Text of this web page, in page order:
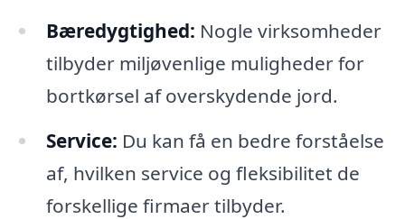
Bæredygtighed: Nogle virksomheder
tilbyder miljøvenlige muligheder for
bortkørsel af overskydende jord.
Service: Du kan få en bedre forståelse
af, hvilken service og fleksibilitet de
forskellige firmaer tilbyder.